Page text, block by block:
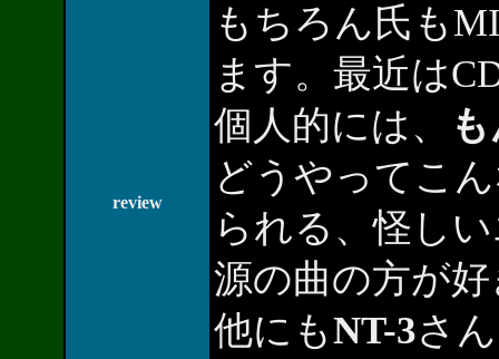
review
もちろん氏も
ます。最近は
個人的には、
どうやってこ
られる、怪し
源の曲の方が
他にもNT-3さ